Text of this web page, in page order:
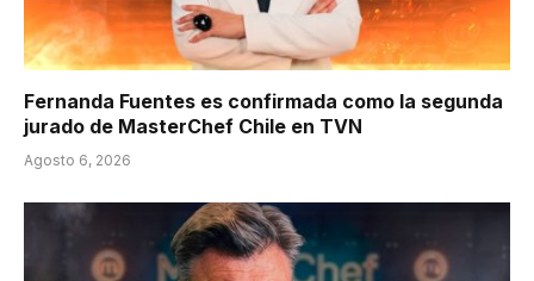
Fernanda Fuentes es confirmada como la segunda
jurado de MasterChef Chile en TVN
Agosto 6, 2026